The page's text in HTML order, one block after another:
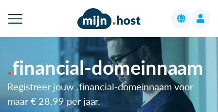
financial-domeinnaam
Registreer jouw .financial-domeinnaam voor
maar € 28,99 per jaar.